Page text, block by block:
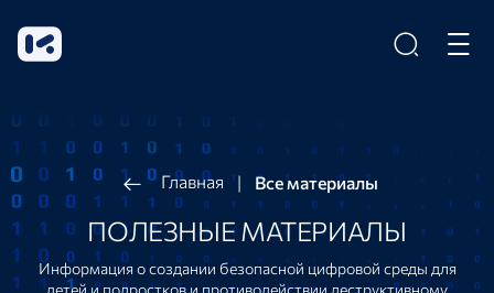
Главная | Все материалы
ПОЛЕЗНЫЕ МАТЕРИАЛЫ
Информация о создании безопасной цифровой среды для
детей и подростков и противодействии деструктивному